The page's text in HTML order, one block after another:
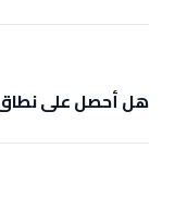
هل أحصل على